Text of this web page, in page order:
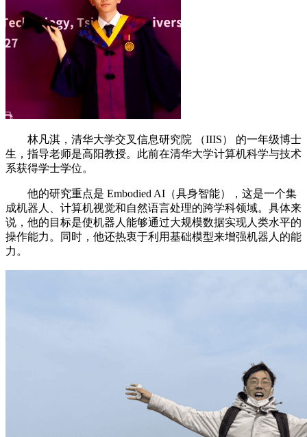
林凡淇，清华大学交叉信息研究院 （IIIS） 的一年级博士
生，指导老师是高阳教授。此前在清华大学计算机科学与技术
系获得学士学位。
他的研究重点是 Embodied AI（具身智能），这是一个集
成机器人、计算机视觉和自然语言处理的跨学科领域。具体来
说，他的目标是使机器人能够通过大规模数据实现人类水平的
操作能力。同时，他还热衷于利用基础模型来增强机器人的能
力。